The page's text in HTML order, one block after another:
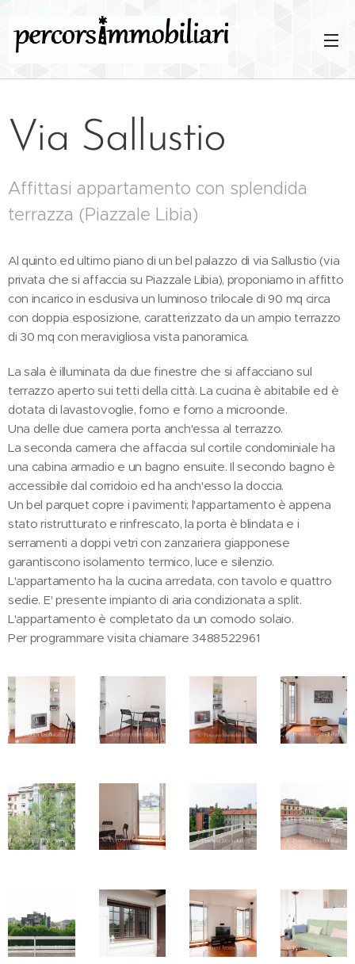
Via Sallustio
Affittasi appartamento con splendida
terrazza (Piazzale Libia)
Al quinto ed ultimo piano di un bel palazzo di via Sallustio (via
privata che si affaccia su Piazzale Libia), proponiamo in affitto
con incarico in esclusiva un luminoso trilocale di 90 mq circa
con doppia esposizione, caratterizzato da un ampio terrazzo
di 30 mq con meravigliosa vista panoramica.
La sala è illuminata da due finestre che si affacciano sul
terrazzo aperto sui tetti della città. La cucina è abitabile ed è
dotata di lavastovoglie, forno e forno a microonde.
Una delle due camera porta anch'essa al terrazzo.
La seconda camera che affaccia sul cortile condominiale ha
una cabina armadio e un bagno ensuite. Il secondo bagno è
accessibile dal corridoio ed ha anch'esso la doccia.
Un bel parquet copre i pavimenti; l'appartamento è appena
stato ristrutturato e rinfrescato, la porta è blindata e i
serramenti a doppi vetri con zanzariera giapponese
garantiscono isolamento termico, luce e silenzio.
L'appartamento ha la cucina arredata, con tavolo e quattro
sedie. E' presente impianto di aria condizionata a split.
L'appartamento è completato da un comodo solaio.
Per programmare visita chiamare 3488522961